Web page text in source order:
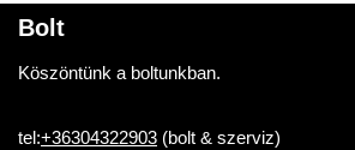
Bolt
Köszöntünk a boltunkban.
tel:+36304322903 (bolt & szerviz)